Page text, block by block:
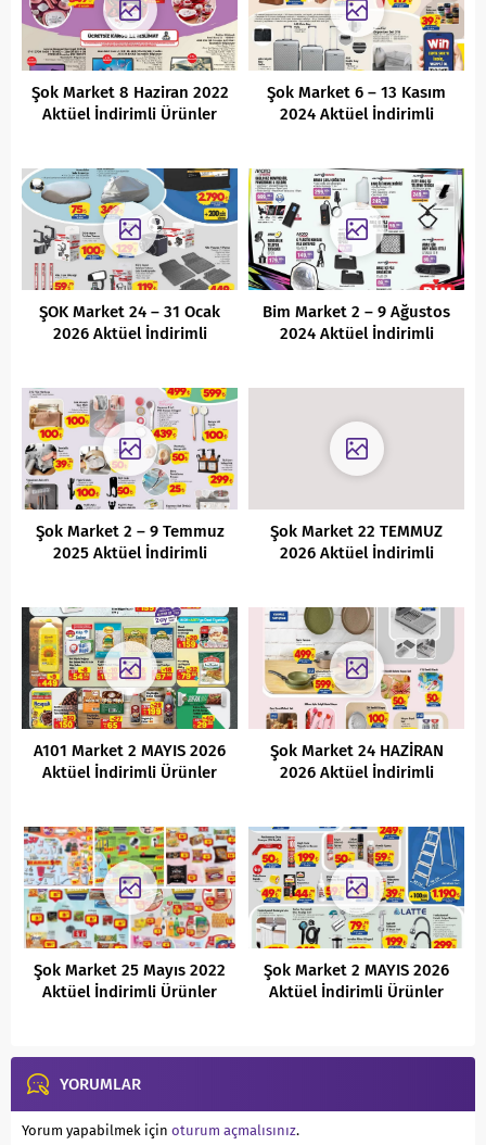
Şok Market 8 Haziran 2022
Aktüel İndirimli Ürünler
Şok Market 6 – 13 Kasım
2024 Aktüel İndirimli
ŞOK Market 24 – 31 Ocak
2026 Aktüel İndirimli
Bim Market 2 – 9 Ağustos
2024 Aktüel İndirimli
Şok Market 2 – 9 Temmuz
2025 Aktüel İndirimli
Şok Market 22 TEMMUZ
2026 Aktüel İndirimli
A101 Market 2 MAYIS 2026
Aktüel İndirimli Ürünler
Şok Market 24 HAZİRAN
2026 Aktüel İndirimli
Şok Market 25 Mayıs 2022
Aktüel İndirimli Ürünler
Şok Market 2 MAYIS 2026
Aktüel İndirimli Ürünler
YORUMLAR
Yorum yapabilmek için oturum açmalısınız.